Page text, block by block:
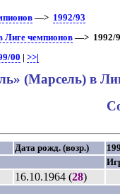
—> 1992/93
Лиге чемпионов —> 1992/
00 |>>|
(Марсель) в
Дата рожд. (возр.)
16.10.1964 (28)